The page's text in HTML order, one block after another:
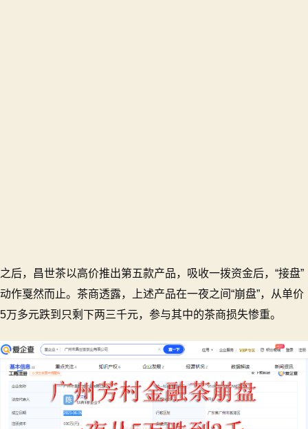
之后，昌世茶以高价推出第五款产品，吸收一拨资金后，“接盘”
动作戛然而止。茶商透露，上述产品在一夜之间“崩盘”，从单价
5万多元跌到只剩下两三千元，参与其中的茶商损失惨重。